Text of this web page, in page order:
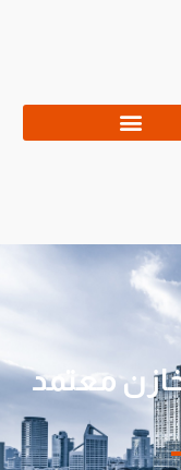
معتمد